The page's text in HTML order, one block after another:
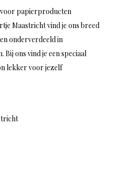
papierproducten
Maastricht vind je ons breed
onderverdeeld in
ons vind je een speciaal
lekker voor jezelf